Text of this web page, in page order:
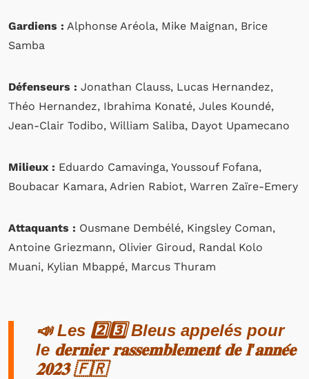
Gardiens : Alphonse Aréola, Mike Maignan, Brice
Samba
Défenseurs : Jonathan Clauss, Lucas Hernandez,
Théo Hernandez, Ibrahima Konaté, Jules Koundé,
Jean-Clair Todibo, William Saliba, Dayot Upamecano
Milieux : Eduardo Camavinga, Youssouf Fofana,
Boubacar Kamara, Adrien Rabiot, Warren Zaïre-Emery
Attaquants : Ousmane Dembélé, Kingsley Coman,
Antoine Griezmann, Olivier Giroud, Randal Kolo
Muani, Kylian Mbappé, Marcus Thuram
📣 Les 2️⃣3️⃣ Bleus appelés pour
le 𝐝𝐞𝐫𝐧𝐢𝐞𝐫 𝐫𝐚𝐬𝐬𝐞𝐦𝐛𝐥𝐞𝐦𝐞𝐧𝐭 𝐝𝐞 𝐥'𝐚𝐧𝐧𝐞́𝐞
𝟐𝟎𝟐𝟑 🇫🇷